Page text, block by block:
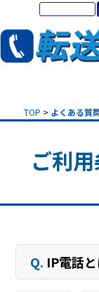
TOP > よくある質
ご利
Q. IP電話